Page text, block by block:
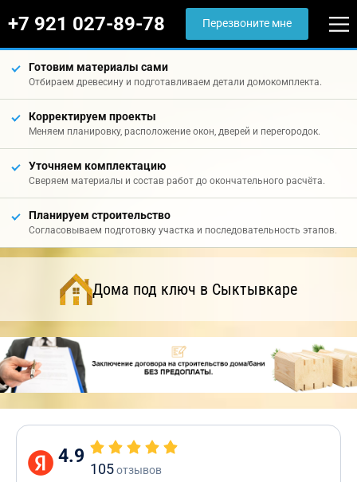
+7 921 027-89-78 Перезвоните мне
Готовим материалы сами
Отбираем древесину и подготавливаем детали домокомплекта.
Корректируем проекты
Меняем планировку, расположение окон, дверей и перегородок.
Уточняем комплектацию
Сверяем материалы и состав работ до окончательного расчёта.
Планируем строительство
Согласовываем подготовку участка и последовательность этапов.
Дома под ключ в Сыктывкаре
4.9
105отзывов